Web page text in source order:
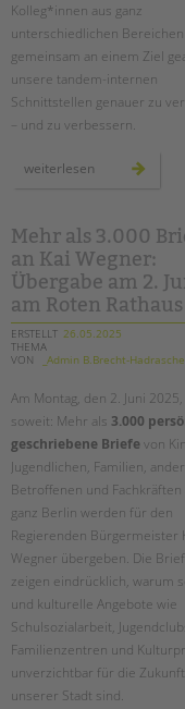
BETREUTES WOHNEN
TANDEM BTL
Zertfikatskurse
Seminarkalender
Seminarräume
PROFIL | LEITBILD
Bereiche im Überblick
Kinder- und
Unsere Videos
schoolcoach BTL
tandem international
KARRIERE
Stellenangebote
tandem als
NEWS/BLOG
unkuerzbar
Briefe an Kai
PRESSE
Kolleg*innen aus ganz
unterschiedlichen Bereichen
gemeinsam an einem Ziel
unsere tandem-internen
Schnittstellen genauer zu
– und zu verbessern.
weiterlesen
Mehr als 3.000
an Kai Wegner:
Übergabe am 2.
am Roten Rathaus
ERSTELLT 26.05.2025
THEMA
VON
_Admin B.Brecht-
Am Montag, den 2. Juni
soweit: Mehr als 3.000
geschriebene Briefevon
Jugendlichen, Familien,
Betroffenen und Fachkräften
ganz Berlin werden für den
Regierenden Bürgermeister
Wegner übergeben. Die
zeigen eindrücklich, warum
und kulturelle Angebote wie
Schulsozialarbeit,
Familienzentren und
unverzichtbar für die Zukunft
unserer Stadt sind.